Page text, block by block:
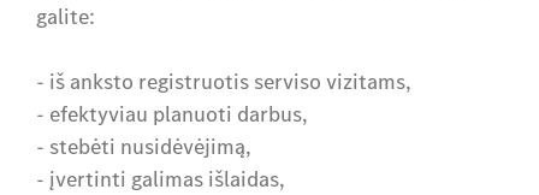
galite:
- iš anksto registruotis serviso vizitams,
- efektyviau planuoti darbus,
- stebėti nusidėvėjimą,
- įvertinti galimas išlaidas,